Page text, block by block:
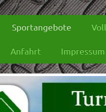
Sportangebote
Anfahrt Impressum